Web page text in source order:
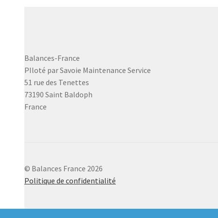
page
Balances-France
PIloté par Savoie Maintenance Service
51 rue des Tenettes
73190 Saint Baldoph
France
© Balances France 2026
Politique de confidentialité